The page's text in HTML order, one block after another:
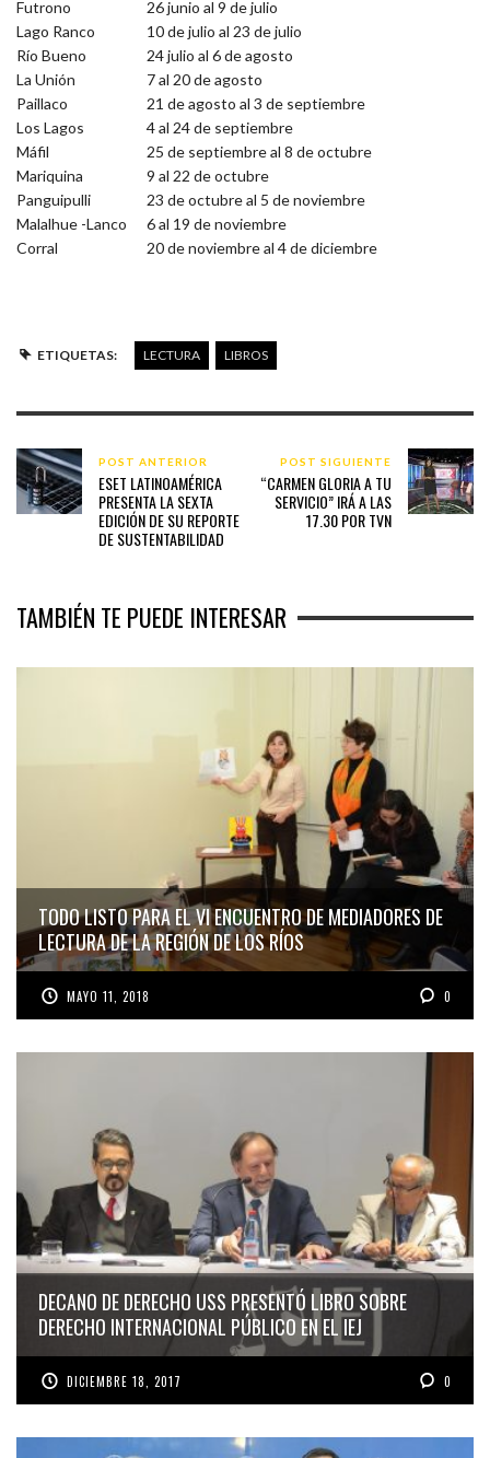
Futrono
26 junio al 9 de julio
Lago Ranco
10 de julio al 23 de julio
Río Bueno
24 julio al 6 de agosto
La Unión
7 al 20 de agosto
Paillaco
21 de agosto al 3 de septiembre
Los Lagos
4 al 24 de septiembre
Máfil
25 de septiembre al 8 de octubre
Mariquina
9 al 22 de octubre
Panguipulli
23 de octubre al 5 de noviembre
Malalhue -Lanco
6 al 19 de noviembre
Corral
20 de noviembre al 4 de diciembre
ETIQUETAS: LECTURA LIBROS
POST ANTERIOR
ESET LATINOAMÉRICA
PRESENTA LA SEXTA
EDICIÓN DE SU REPORTE
DE SUSTENTABILIDAD
POST SIGUIENTE
“CARMEN GLORIA A TU
SERVICIO” IRÁ A LAS
17.30 POR TVN
TAMBIÉN TE PUEDE INTERESAR
TODO LISTO PARA EL VI ENCUENTRO DE MEDIADORES DE
LECTURA DE LA REGIÓN DE LOS RÍOS
MAYO 11, 2018 0
DECANO DE DERECHO USS PRESENTÓ LIBRO SOBRE
DERECHO INTERNACIONAL PÚBLICO EN EL IEJ
DICIEMBRE 18, 2017 0